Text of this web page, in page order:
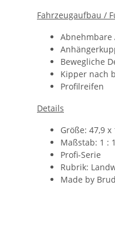
Fahrzeugaufbau /
Abnehmbare
Bewegliche
Kipper nach
Profilreifen
Details
Größe: 47,9 x
Maßstab: 1 :
Profi-Serie
Rubrik:
Made by